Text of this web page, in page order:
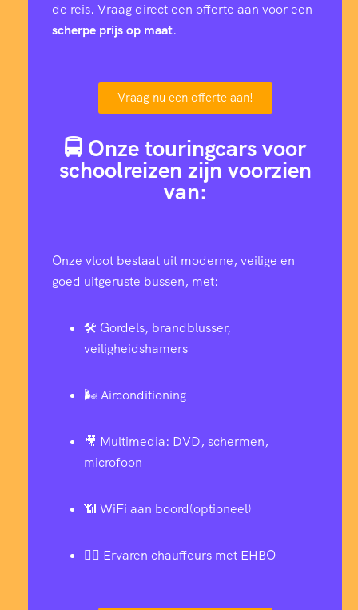
de reis. Vraag direct een offerte aan voor een
scherpe prijs op maat.
Vraag nu een offerte aan!
🚍 Onze touringcars voor
schoolreizen zijn voorzien
van:
Onze vloot bestaat uit moderne, veilige en
goed uitgeruste bussen, met:
🛠️ Gordels, brandblusser,
veiligheidshamers
🌬️ Airconditioning
🎥 Multimedia: DVD, schermen,
microfoon
📶 WiFi aan boord(optioneel)
👨‍✈️ Ervaren chauffeurs met EHBO